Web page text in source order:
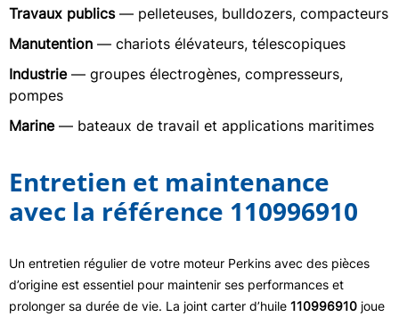
Travaux publics— pelleteuses, bulldozers, compacteurs
Manutention — chariots élévateurs, télescopiques
Industrie— groupes électrogènes, compresseurs,
pompes
Marine— bateaux de travail et applications maritimes
Entretien et maintenance
avec la référence 110996910
Un entretien régulier de votre moteur Perkins avec des pièces
d’origine est essentiel pour maintenir ses performances et
prolonger sa durée de vie. La joint carter d’huile 110996910 joue